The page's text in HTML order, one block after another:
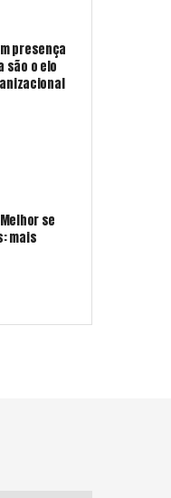
presença
são o elo
se
mais